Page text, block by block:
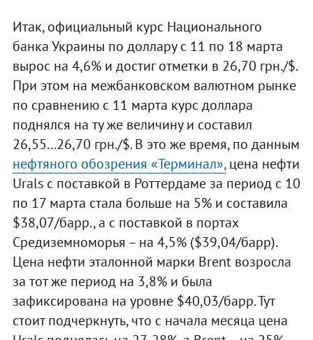
Итак, официальный курс Национального
банка Украины по доллару с 11 по 18 марта
вырос на 4,6% и достиг отметки в 26,70 грн./$.
При этом на межбанковском валютном рынке
по сравнению с 11 марта курс доллара
поднялся на ту же величину и составил
26,55...26,70 грн./$. В это же время, по данным
нефтяного обозрения «Терминал»,цена нефти
Urals с поставкой в Роттердаме за период с 10
по 17 марта стала больше на 5% и составила
$38,07/барр., а с поставкой в портах
Средиземноморья – на 4,5% ($39,04/барр).
Цена нефти эталонной марки Brent возросла
за тот же период на 3,8% и была
зафиксирована на уровне $40,03/барр. Тут
стоит подчеркнуть, что с начала месяца цена